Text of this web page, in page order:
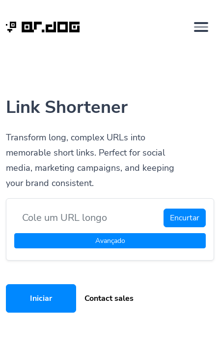
Link Shortener
Transform long, complex URLs into
memorable short links. Perfect for social
media, marketing campaigns, and keeping
your brand consistent.
Encurtar
Avançado
Iniciar Contact sales